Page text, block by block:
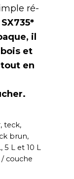
ré-
il
et
en
teck,
brun,
5 L et 10 L
/ couche